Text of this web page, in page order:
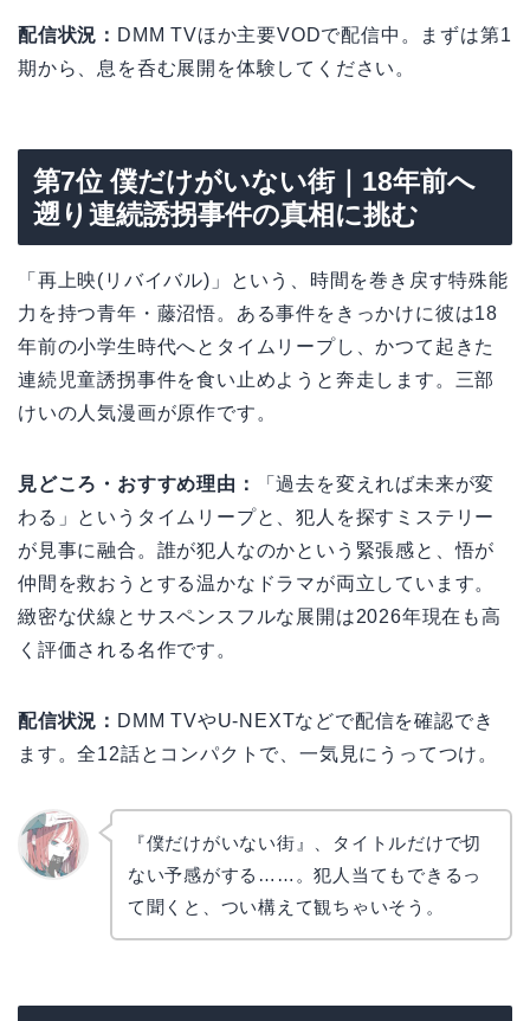
配信状況： DMM TVほか主要VODで配信中。まずは第1
期から、息を呑む展開を体験してください。
第7位 僕だけがいない街｜18年前へ
遡り連続誘拐事件の真相に挑む
「再上映(リバイバル)」という、時間を巻き戻す特殊能
力を持つ青年・藤沼悟。ある事件をきっかけに彼は18
年前の小学生時代へとタイムリープし、かつて起きた
連続児童誘拐事件を食い止めようと奔走します。三部
けいの人気漫画が原作です。
見どころ・おすすめ理由：
「過去を変えれば未来が変
わる」というタイムリープと、犯人を探すミステリー
が見事に融合。誰が犯人なのかという緊張感と、悟が
仲間を救おうとする温かなドラマが両立しています。
緻密な伏線とサスペンスフルな展開は2026年現在も高
く評価される名作です。
配信状況： DMM TVやU-NEXTなどで配信を確認でき
ます。全12話とコンパクトで、一気見にうってつけ。
『僕だけがいない街』、タイトルだけで切
ない予感がする……。犯人当てもできるっ
て聞くと、つい構えて観ちゃいそう。